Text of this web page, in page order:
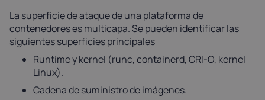
La superficie de ataque de una plataforma de
contenedores es multicapa. Se pueden identificar las
siguientes superficies principales
Runtime y kernel (runc, containerd, CRI-O, kernel
Linux).
Cadena de suministro de imágenes.